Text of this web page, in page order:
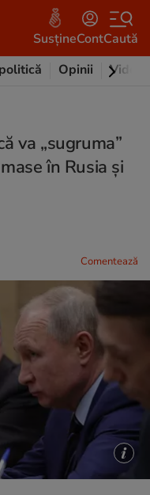
SusțineContCaută
Opinii Video
va „sugruma”
în Rusia și
Comentează